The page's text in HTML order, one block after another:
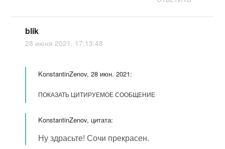
blik
28 июня 2021, 17:13:48
KonstantinZenov, 28 июн. 2021:
ПОКАЗАТЬ ЦИТИРУЕМОЕ СООБЩЕНИЕ
KonstantinZenov, цитата:
Ну здрасьте! Сочи прекрасен.